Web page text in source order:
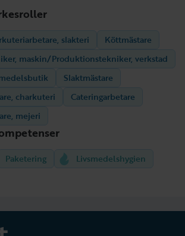
slakteri
Köttmästare
maskin/Produktionstekniker, verkstad
Slaktmästare
charkuteri
Cateringarbetare
mejeri
Paketering
Livsmedelshygien